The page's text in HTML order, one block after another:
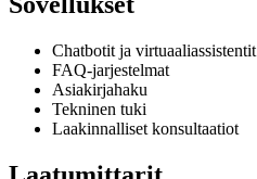
Chatbotit ja virtuaaliassistentit
FAQ-jarjestelmat
Asiakirjahaku
Tekninen tuki
Laakinnalliset konsultaatiot